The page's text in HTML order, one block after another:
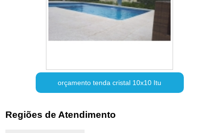
orçamento tenda cristal 10x10 Itu
Regiões de Atendimento